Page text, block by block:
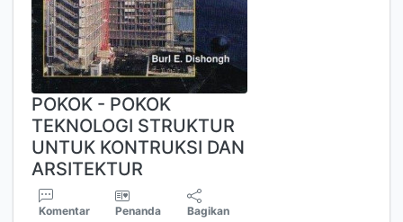
POKOK - POKOK
TEKNOLOGI STRUKTUR
UNTUK KONTRUKSI DAN
ARSITEKTUR
Komentar Penanda Bagikan